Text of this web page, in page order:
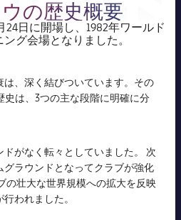
の歴史概要
24日に開場し、1982年ワールド
グ会場となりました。
、深く結びついています。その
史は、3つの主な段階に明確に分
がなく転々としていました。 次
ラウンドとなってクラブが強化
の壮大な世界規模への拡大を反映
われました。